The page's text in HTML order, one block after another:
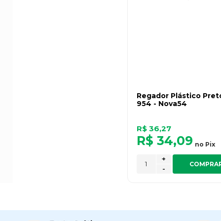
Regador Plástico
954 - Nova54
R$ 36,27
R$ 34,09 no Pix
-
+